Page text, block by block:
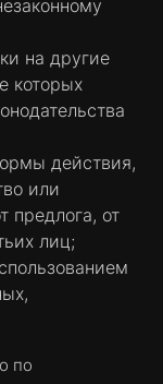
на другие
которых
действия,
или
предлога, от
лиц;
по
и
и третьими
других
и то,
и для
их
активности